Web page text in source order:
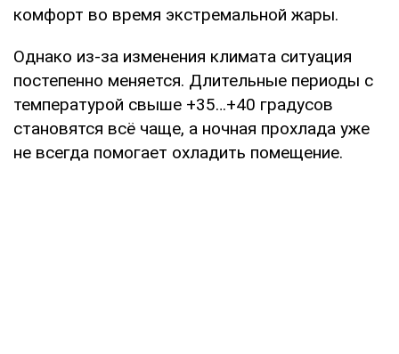
комфорт во время экстремальной жары.
Однако из-за изменения климата ситуация
постепенно меняется. Длительные периоды с
температурой свыше +35…+40 градусов
становятся всё чаще, а ночная прохлада уже
не всегда помогает охладить помещение.